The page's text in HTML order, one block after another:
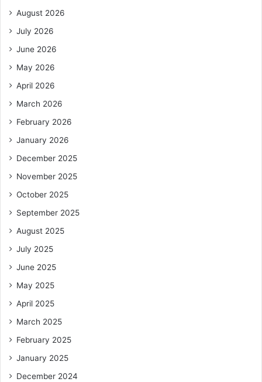
August 2026
July 2026
June 2026
May 2026
April 2026
March 2026
February 2026
January 2026
December 2025
November 2025
October 2025
September 2025
August 2025
July 2025
June 2025
May 2025
April 2025
March 2025
February 2025
January 2025
December 2024